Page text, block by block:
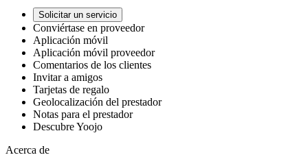
Solicitar un servicio
Conviértase en proveedor
Aplicación móvil
Aplicación móvil proveedor
Comentarios de los clientes
Invitar a amigos
Tarjetas de regalo
Geolocalización del prestador
Notas para el prestador
Descubre Yoojo
Acerca de